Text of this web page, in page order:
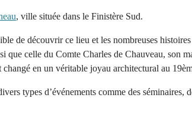
, ville située dans le Finistère Sud.
de découvrir ce lieu et les nombreuses
que celle du Comte Charles de Chauveau, son
en un véritable joyau architectural au
types d’événements comme des